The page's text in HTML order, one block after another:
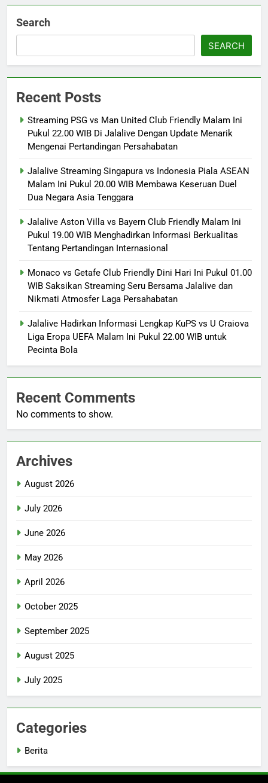
Search
SEARCH
Recent Posts
Streaming PSG vs Man United Club Friendly Malam Ini
Pukul 22.00 WIB Di Jalalive Dengan Update Menarik
Mengenai Pertandingan Persahabatan
Jalalive Streaming Singapura vs Indonesia Piala ASEAN
Malam Ini Pukul 20.00 WIB Membawa Keseruan Duel
Dua Negara Asia Tenggara
Jalalive Aston Villa vs Bayern Club Friendly Malam Ini
Pukul 19.00 WIB Menghadirkan Informasi Berkualitas
Tentang Pertandingan Internasional
Monaco vs Getafe Club Friendly Dini Hari Ini Pukul 01.00
WIB Saksikan Streaming Seru Bersama Jalalive dan
Nikmati Atmosfer Laga Persahabatan
Jalalive Hadirkan Informasi Lengkap KuPS vs U Craiova
Liga Eropa UEFA Malam Ini Pukul 22.00 WIB untuk
Pecinta Bola
Recent Comments
No comments to show.
Archives
August 2026
July 2026
June 2026
May 2026
April 2026
October 2025
September 2025
August 2025
July 2025
Categories
Berita